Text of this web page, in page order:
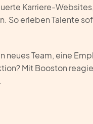
Karriere-
So erleben Talente
neues Team, eine
Mit Booston